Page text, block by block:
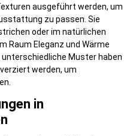
ausgeführt werden, um
zu passen. Sie
oder im natürlichen
Raum Eleganz und Wärme
unterschiedliche Muster haben
werden, um
in